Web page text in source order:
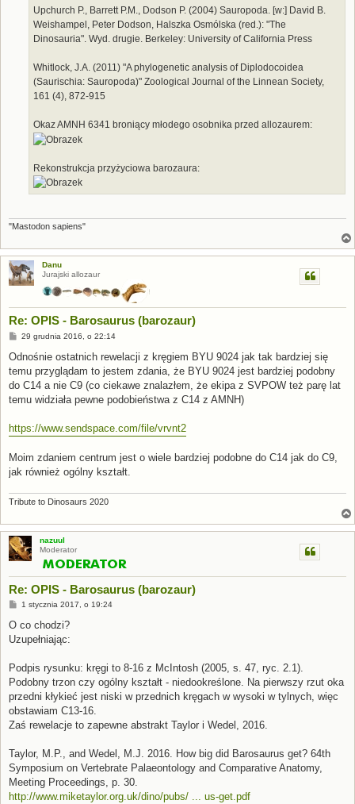
Upchurch P., Barrett P.M., Dodson P. (2004) Sauropoda. [w:] David B.
Weishampel, Peter Dodson, Halszka Osmólska (red.): "The
Dinosauria". Wyd. drugie. Berkeley: University of California Press
Whitlock, J.A. (2011) "A phylogenetic analysis of Diplodocoidea
(Saurischia: Sauropoda)" Zoological Journal of the Linnean Society,
161 (4), 872-915
Okaz AMNH 6341 broniący młodego osobnika przed allozaurem:
Rekonstrukcja przyżyciowa barozaura:
"Mastodon sapiens"
Danu
Jurajski allozaur
Re: OPIS - Barosaurus (barozaur)
P
s
29 grudnia 2016, o 22:14
Odnośnie ostatnich rewelacji z kręgiem BYU 9024 jak tak bardziej się
temu przyglądam to jestem zdania, że BYU 9024 jest bardziej podobny
do C14 a nie C9 (co ciekawe znalazłem, że ekipa z SVPOW też parę lat
temu widziała pewne podobieństwa z C14 z AMNH)
https://www.sendspace.com/file/vrvnt2
Moim zdaniem centrum jest o wiele bardziej podobne do C14 jak do C9,
jak również ogólny kształt.
Tribute to Dinosaurs 2020
nazuul
Moderator
Re: OPIS - Barosaurus (barozaur)
P
s
1 stycznia 2017, o 19:24
O co chodzi?
Uzupełniając:
Podpis rysunku: kręgi to 8-16 z McIntosh (2005, s. 47, ryc. 2.1).
Podobny trzon czy ogólny kształt - niedookreślone. Na pierwszy rzut oka
przedni kłykieć jest niski w przednich kręgach w wysoki w tylnych, więc
obstawiam C13-16.
Zaś rewelacje to zapewne abstrakt Taylor i Wedel, 2016.
Taylor, M.P., and Wedel, M.J. 2016. How big did Barosaurus get? 64th
Symposium on Vertebrate Palaeontology and Comparative Anatomy,
Meeting Proceedings, p. 30.
http://www.miketaylor.org.uk/dino/pubs/ ... us-get.pdf